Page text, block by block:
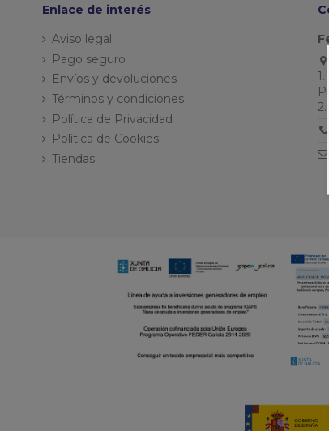
Enlace de interés
Aviso legal
Pago seguro
Envíos y devoluciones
Términos y condiciones
Política de Privacidad
Política de Cookies
Tiendas